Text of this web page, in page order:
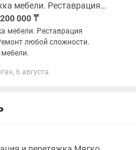
Перетяжка мебели. Реставрация мебели. Изготовление мебели.
000 ₸
мебели. Реставрация
любой сложности.
6 августа